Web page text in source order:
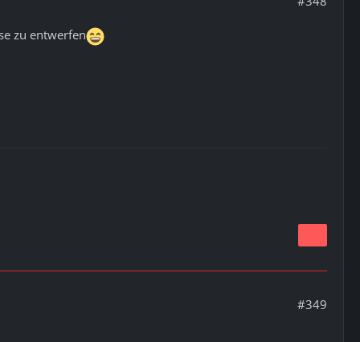
zu entwerfen
#349